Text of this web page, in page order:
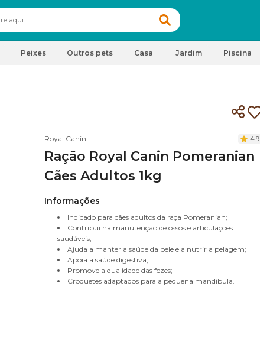
Peixes Outros pets Casa Jardim Piscina
Royal Canin 4.9
Ração Royal Canin Pomeranian
Cães Adultos 1kg
Informações
Indicado para cães adultos da raça Pomeranian;
Contribui na manutenção de ossos e articulações
saudáveis;
Ajuda a manter a saúde da pele e a nutrir a pelagem;
Apoia a saúde digestiva;
Promove a qualidade das fezes;
Croquetes adaptados para a pequena mandíbula.